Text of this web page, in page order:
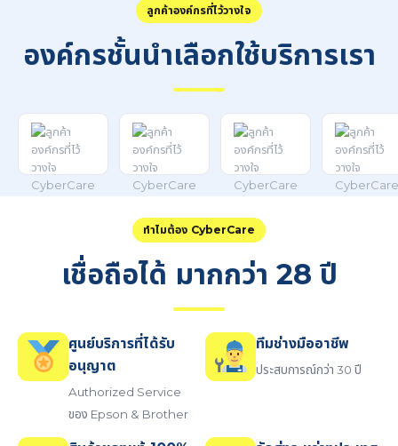
ลูกค้าองค์กรที่ไว้วางใจ
องค์กรชั้นนำเลือกใช้บริการเรา
ทำไมต้อง CyberCare
เชื่อถือได้ มากกว่า 28 ปี
ศูนย์บริการที่ได้รับ
อนุญาต
Authorized Service
ของ Epson & Brother
ทีมช่างมืออาชีพ
ประสบการณ์กว่า 30 ปี